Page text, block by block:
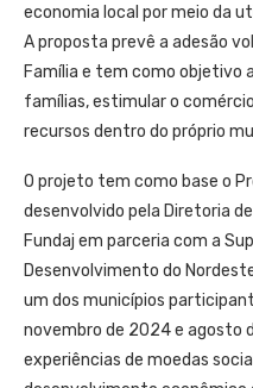
economia local por meio da
A proposta prevê a adesão
Família e tem como objetivo
famílias, estimular o
recursos dentro do próprio
O projeto tem como base o
desenvolvido pela Diretoria
Fundaj em parceria com a
Desenvolvimento do
um dos municípios
novembro de 2024 e agosto
experiências de moedas